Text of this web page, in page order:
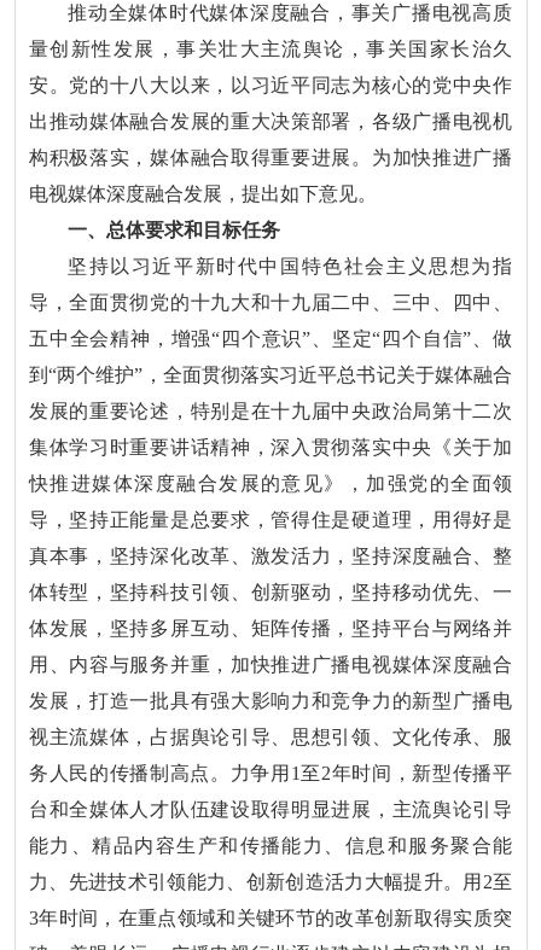
推动全媒体时代媒体深度融合，事关广播电视高质
量创新性发展，事关壮大主流舆论，事关国家长治久
安。党的十八大以来，以习近平同志为核心的党中央作
出推动媒体融合发展的重大决策部署，各级广播电视机
构积极落实，媒体融合取得重要进展。为加快推进广播
电视媒体深度融合发展，提出如下意见。
一、总体要求和目标任务
坚持以习近平新时代中国特色社会主义思想为指
导，全面贯彻党的十九大和十九届二中、三中、四中、
五中全会精神，增强“四个意识”、坚定“四个自信”、做
到“两个维护”，全面贯彻落实习近平总书记关于媒体融合
发展的重要论述，特别是在十九届中央政治局第十二次
集体学习时重要讲话精神，深入贯彻落实中央《关于加
快推进媒体深度融合发展的意见》，加强党的全面领
导，坚持正能量是总要求，管得住是硬道理，用得好是
真本事，坚持深化改革、激发活力，坚持深度融合、整
体转型，坚持科技引领、创新驱动，坚持移动优先、一
体发展，坚持多屏互动、矩阵传播，坚持平台与网络并
用、内容与服务并重，加快推进广播电视媒体深度融合
发展，打造一批具有强大影响力和竞争力的新型广播电
视主流媒体，占据舆论引导、思想引领、文化传承、服
务人民的传播制高点。力争用1至2年时间，新型传播平
台和全媒体人才队伍建设取得明显进展，主流舆论引导
能力、精品内容生产和传播能力、信息和服务聚合能
力、先进技术引领能力、创新创造活力大幅提升。用2至
3年时间，在重点领域和关键环节的改革创新取得实质突